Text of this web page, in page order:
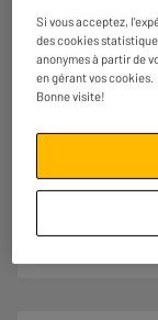
Découvrez la
32Go
Ecran : 8
vos films, naviguer
ou travailler où que
Si vous acceptez,
des cookies
anonymes à partir de
en gérant vos cookies.
Bonne visite!